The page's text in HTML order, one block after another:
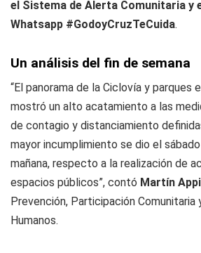
el Sistema de Alerta Comunitaria y
Whatsapp #GodoyCruzTeCuida.
Un análisis del fin de semana
“El panorama de la Ciclovía y parques
mostró un alto acatamiento a las
de contagio y distanciamiento
mayor incumplimiento se dio el
mañana, respecto a la realización de
espacios públicos”, contó Martín
Prevención, Participación Comunitaria
Humanos.